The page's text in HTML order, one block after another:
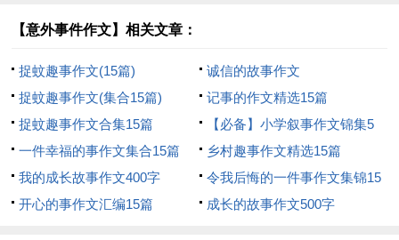
【意外事件作文】相关文章：
捉蚊趣事作文(15篇)
诚信的故事作文
捉蚊趣事作文(集合15篇)
记事的作文精选15篇
捉蚊趣事作文合集15篇
【必备】小学叙事作文锦集5
篇
一件幸福的事作文集合15篇
乡村趣事作文精选15篇
我的成长故事作文400字
令我后悔的一件事作文集锦15
篇
开心的事作文汇编15篇 成长的故事作文500字